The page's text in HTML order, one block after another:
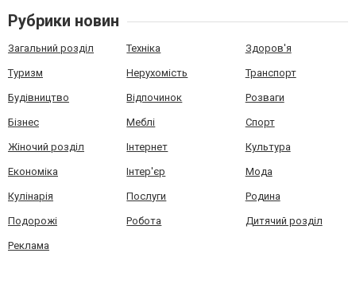
Рубрики новин
Загальний розділ Техніка Здоров'я
Туризм Нерухомість Транспорт
Будівництво Відпочинок Розваги
Бізнес Меблі Спорт
Жіночий розділ Інтернет Культура
Економіка Інтер'єр Мода
Кулінарія Послуги Родина
Подорожі Робота Дитячий розділ
Реклама